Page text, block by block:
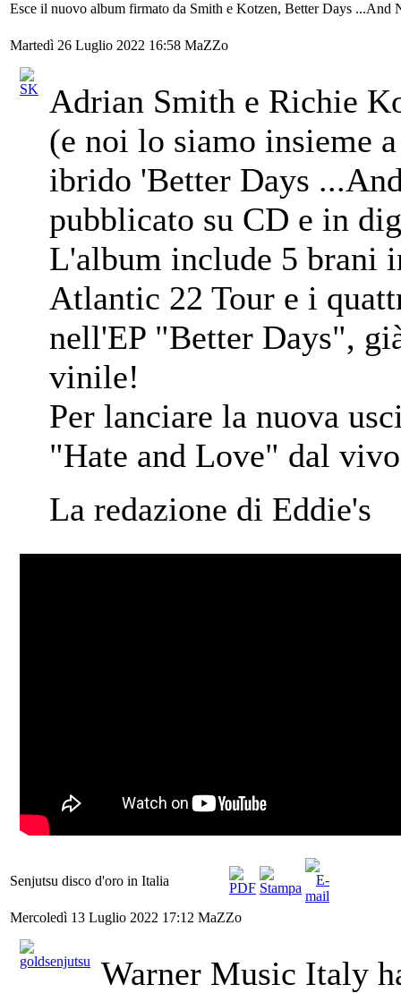
Esce il nuovo album firmato da Smith e Kotzen, Better Days ...And
Martedì 26 Luglio 2022 16:58 MaZZo
Adrian Smith e Richie
(e noi lo siamo insieme
ibrido 'Better Days
pubblicato su CD e in
L'album include 5 brani
Atlantic 22 Tour e i
nell'EP "Better Days",
vinile!
Per lanciare la nuova
"Hate and Love" dal
La redazione di Eddie's
Senjutsu disco d'oro in Italia
Mercoledì 13 Luglio 2022 17:12 MaZZo
Warner Music Italy